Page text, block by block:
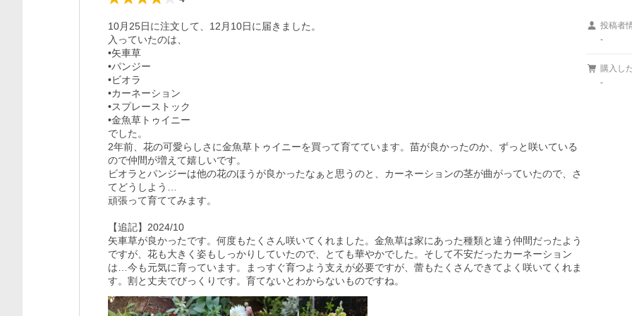
10月25日に注文して、12月10日に届きました。
入っていたのは、
•矢車草
•パンジー
•ビオラ
•カーネーション
•スプレーストック
•金魚草トゥイニー
でした。
2年前、花の可愛らしさに金魚草トゥイニーを買って育てています。苗が良かったのか、ずっと咲いている
ので仲間が増えて嬉しいです。
ビオラとパンジーは他の花のほうが良かったなぁと思うのと、カーネーションの茎が曲がっていたので、さ
てどうしよう…
頑張って育ててみます。
【追記】2024/10
矢車草が良かったです。何度もたくさん咲いてくれました。金魚草は家にあった種類と違う仲間だったよう
ですが、花も大きく姿もしっかりしていたので、とても華やかでした。そして不安だったカーネーション
は…今も元気に育っています。まっすぐ育つよう支えが必要ですが、蕾もたくさんできてよく咲いてくれま
す。割と丈夫でびっくりです。育てないとわからないものですね。
投稿者
-
購入し
-